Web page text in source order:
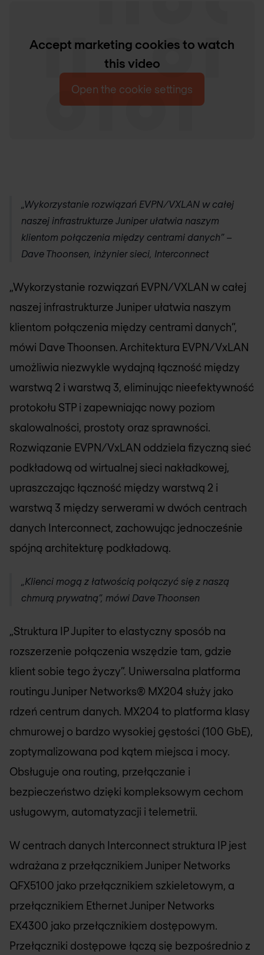
Accept marketing cookies to watch
this video
Open the cookie settings
„Wykorzystanie rozwiązań EVPN/VXLAN w całej
naszej infrastrukturze Juniper ułatwia naszym
klientom połączenia między centrami danych” –
Dave Thoonsen, inżynier sieci, Interconnect
„Wykorzystanie rozwiązań EVPN/VXLAN w całej
naszej infrastrukturze Juniper ułatwia naszym
klientom połączenia między centrami danych”,
mówi Dave Thoonsen. Architektura EVPN/VxLAN
umożliwia niezwykle wydajną łączność między
warstwą 2 i warstwą 3, eliminując nieefektywność
protokołu STP i zapewniając nowy poziom
skalowalności, prostoty oraz sprawności.
Rozwiązanie EVPN/VxLAN oddziela fizyczną sieć
podkładową od wirtualnej sieci nakładkowej,
upraszczając łączność między warstwą 2 i
warstwą 3 między serwerami w dwóch centrach
danych Interconnect, zachowując jednocześnie
spójną architekturę podkładową.
„Klienci mogą z łatwością połączyć się z naszą
chmurą prywatną”, mówi Dave Thoonsen
„Struktura IP Jupiter to elastyczny sposób na
rozszerzenie połączenia wszędzie tam, gdzie
klient sobie tego życzy”. Uniwersalna platforma
routingu Juniper Networks® MX204 służy jako
rdzeń centrum danych. MX204 to platforma klasy
chmurowej o bardzo wysokiej gęstości (100 GbE),
zoptymalizowana pod kątem miejsca i mocy.
Obsługuje ona routing, przełączanie i
bezpieczeństwo dzięki kompleksowym cechom
usługowym, automatyzacji i telemetrii.
W centrach danych Interconnect struktura IP jest
wdrażana z przełącznikiem Juniper Networks
QFX5100 jako przełącznikiem szkieletowym, a
przełącznikiem Ethernet Juniper Networks
EX4300 jako przełącznikiem dostępowym.
Przełączniki dostępowe łączą się bezpośrednio z